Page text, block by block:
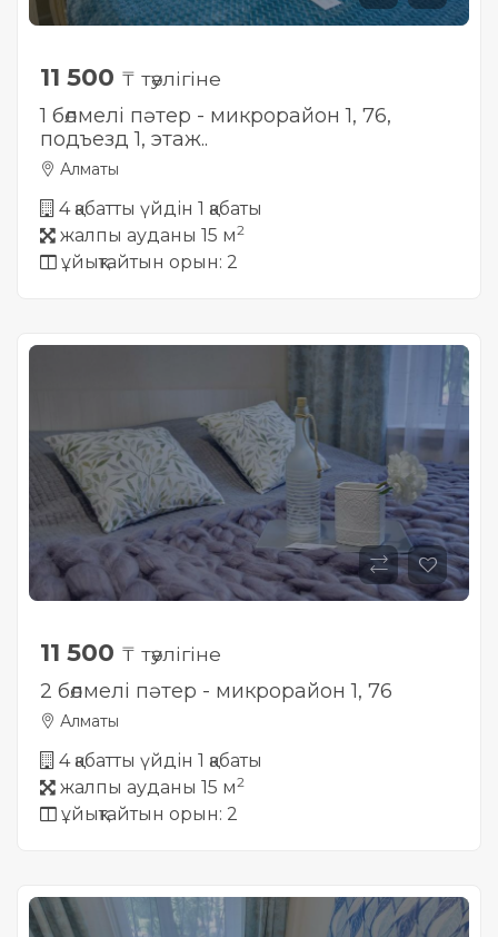
11 500 ₸ тәулігіне
1 бөлмелі пәтер - микрорайон 1, 76,
подъезд 1, этаж..
Алматы
4 қабатты үйдін 1 қабаты
жалпы ауданы 15 м2
ұйықтайтын орын: 2
11 500 ₸ тәулігіне
2 бөлмелі пәтер - микрорайон 1, 76
Алматы
4 қабатты үйдін 1 қабаты
жалпы ауданы 15 м2
ұйықтайтын орын: 2